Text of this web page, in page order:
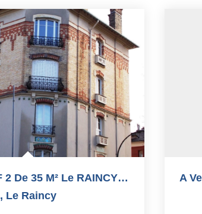
Appartement F 2 De 35 M² Le RAINCY( Résistance/Mairie)
, Le Raincy